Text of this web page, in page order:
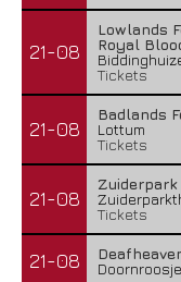
21-08
Lowlands
Royal
Tickets
21-08
Badlands
Lottum
Tickets
21-08
Tickets
21-08